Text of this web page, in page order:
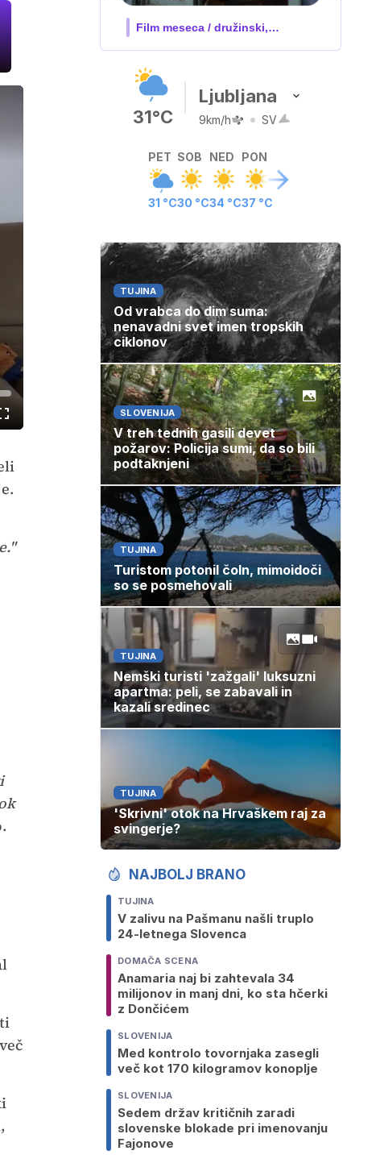
Celozaslonski
način
V živo na VOYO: sreda ob 20.30
31°C
Ljubljana
9km/h SV
PET
31 °C
SOB
30 °C
NED
34 °C
PON
37 °C
TUJINA
Od vrabca do dim suma:
nenavadni svet imen tropskih
ciklonov
SLOVENIJA
V treh tednih gasili devet
požarov: Policija sumi, da so bili
podtaknjeni
TUJINA
Turistom potonil čoln, mimoidoči
so se posmehovali
TUJINA
Nemški turisti 'zažgali' luksuzni
apartma: peli, se zabavali in
kazali sredinec
TUJINA
'Skrivni' otok na Hrvaškem raj za
svingerje?
NAJBOLJ BRANO
TUJINA
V zalivu na Pašmanu našli truplo
24-letnega Slovenca
DOMAČA SCENA
Anamaria naj bi zahtevala 34
milijonov in manj dni, ko sta hčerki
z Dončićem
SLOVENIJA
Med kontrolo tovornjaka zasegli
več kot 170 kilogramov konoplje
SLOVENIJA
Sedem držav kritičnih zaradi
slovenske blokade pri imenovanju
Fajonove